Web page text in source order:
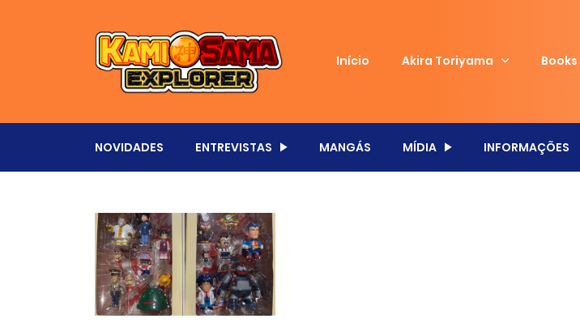
Início Akira Toriyama Books
NOVIDADES ENTREVISTAS MANGÁS MÍDIA INFORMAÇÕES